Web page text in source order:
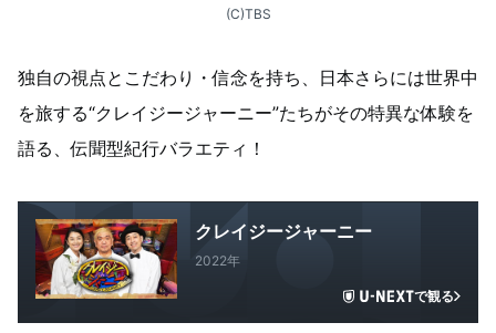
(C)TBS
独自の視点とこだわり・信念を持ち、日本さらには世界中
を旅する“クレイジージャーニー”たちがその特異な体験を
語る、伝聞型紀行バラエティ！
クレイジージャーニー
2022年
で観る